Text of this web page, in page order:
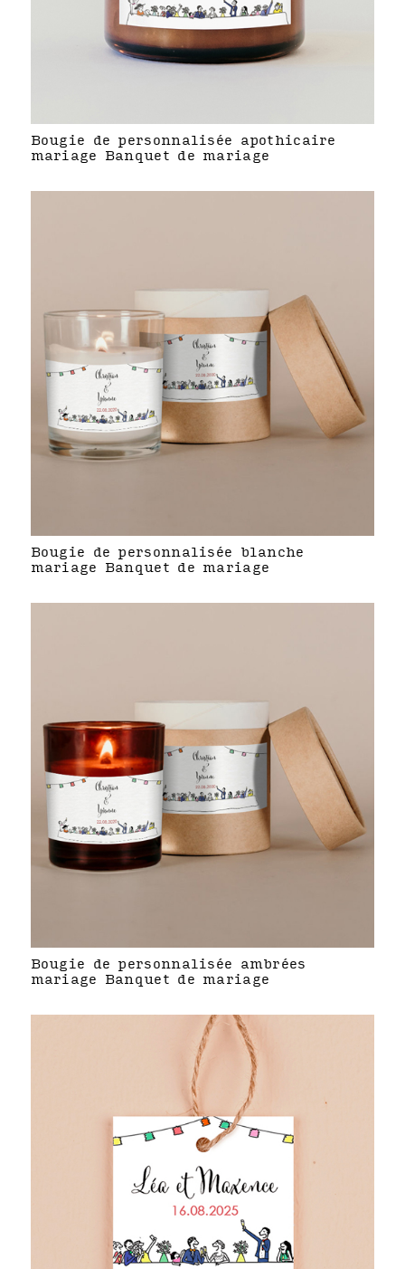
Bougie de personnalisée apothicaire
mariage Banquet de mariage
Bougie de personnalisée blanche
mariage Banquet de mariage
Bougie de personnalisée ambrées
mariage Banquet de mariage